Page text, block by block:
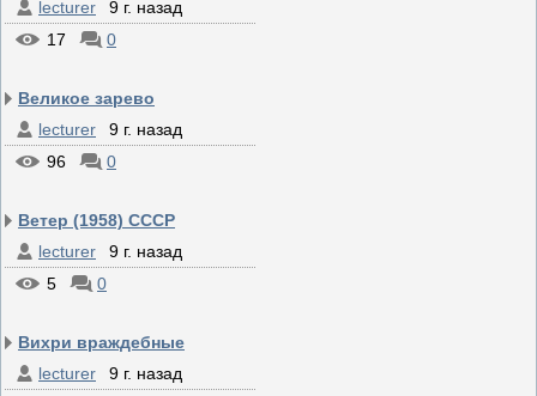
lecturer
9 г. назад
17
0
Великое зарево
lecturer
9 г. назад
96
0
Ветер (1958) СССР
lecturer
9 г. назад
5
0
Вихри враждебные
lecturer
9 г. назад